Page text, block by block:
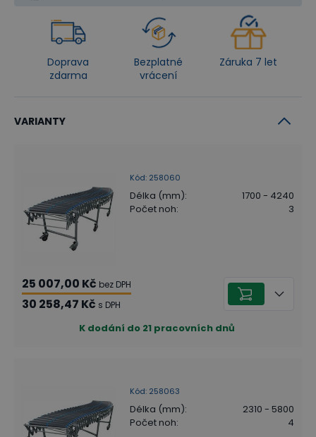
Doprava
zdarma
Bezplatné
vrácení
Záruka 7 let
VARIANTY
Kód: 258060
Délka (mm):
1700 - 4240
Počet noh: 3
25 007,00 Kč bez DPH
30 258,47 Kč s DPH
K dodání do 21 pracovních dnů
Kód: 258063
Délka (mm):
2310 - 5800
Počet noh: 4